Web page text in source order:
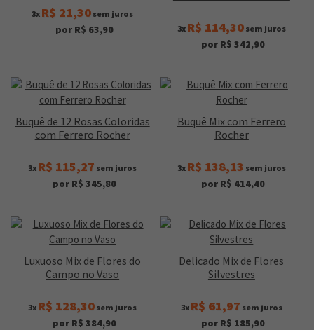
3x R$ 21,30 sem juros
por R$ 63,90 3x R$ 114,30sem juros
por R$ 342,90
Buquê de 12 Rosas Coloridas
com Ferrero Rocher
3x R$ 115,27 sem juros
por R$ 345,80
Buquê Mix com Ferrero
Rocher
3x R$ 138,13 sem juros
por R$ 414,40
Luxuoso Mix de Flores do
Campo no Vaso
3x R$ 128,30 sem juros
por R$ 384,90
Delicado Mix de Flores
Silvestres
3x R$ 61,97 sem juros
por R$ 185,90